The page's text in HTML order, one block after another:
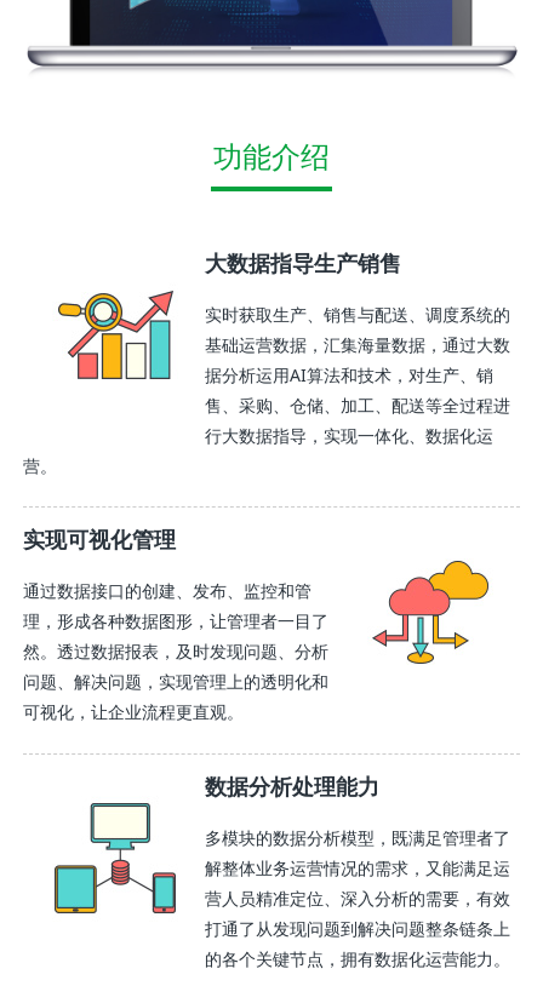
功能介绍
大数据指导生产销售
实时获取生产、销售与配送、调度系统的
基础运营数据，汇集海量数据，通过大数
据分析运用AI算法和技术，对生产、销
售、采购、仓储、加工、配送等全过程进
行大数据指导，实现一体化、数据化运
营。
实现可视化管理
通过数据接口的创建、发布、监控和管
理，形成各种数据图形，让管理者一目了
然。透过数据报表，及时发现问题、分析
问题、解决问题，实现管理上的透明化和
可视化，让企业流程更直观。
数据分析处理能力
多模块的数据分析模型，既满足管理者了
解整体业务运营情况的需求，又能满足运
营人员精准定位、深入分析的需要，有效
打通了从发现问题到解决问题整条链条上
的各个关键节点，拥有数据化运营能力。